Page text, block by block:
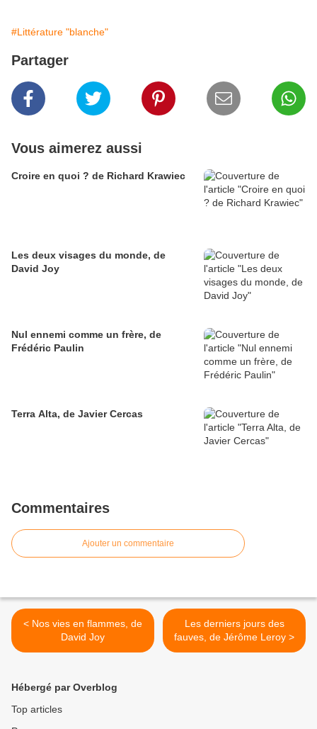
#Littérature "blanche"
Partager
Vous aimerez aussi
Croire en quoi ? de Richard Krawiec
Les deux visages du monde, de
David Joy
Nul ennemi comme un frère, de
Frédéric Paulin
Terra Alta, de Javier Cercas
Commentaires
Ajouter un commentaire
< Nos vies en flammes, de
David Joy
Les derniers jours des
fauves, de Jérôme Leroy >
Hébergé par Overblog
Top articles